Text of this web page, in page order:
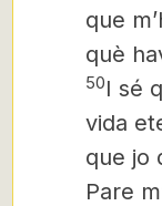
que
què
50I sé
vida
que jo
Pare